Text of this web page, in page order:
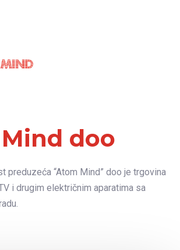
doo
preduzeća “Atom Mind” doo je trgovina
i drugim električnim aparatima sa